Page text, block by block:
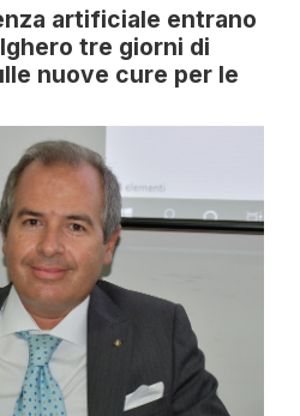
artificiale entrano
tre giorni di
nuove cure per le